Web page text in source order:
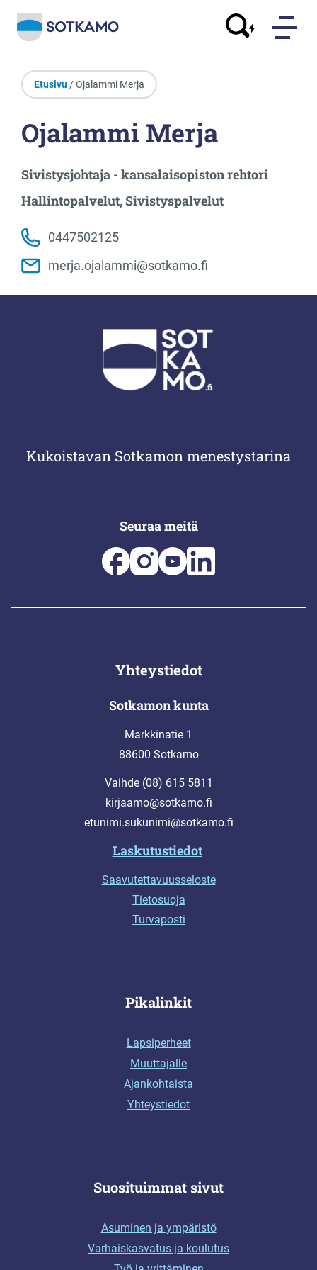
Etusivu / Ojalammi Merja
Ojalammi Merja
Sivistysjohtaja - kansalaisopiston rehtori
Hallintopalvelut, Sivistyspalvelut
0447502125
merja.ojalammi@sotkamo.fi
Kukoistavan Sotkamon menestystarina
Seuraa meitä
Yhteystiedot
Sotkamon kunta
Markkinatie 1
88600 Sotkamo
Vaihde (08) 615 5811
kirjaamo@sotkamo.fi
etunimi.sukunimi@sotkamo.fi
Laskutustiedot
Saavutettavuusseloste
Tietosuoja
Turvaposti
Pikalinkit
Lapsiperheet
Muuttajalle
Ajankohtaista
Yhteystiedot
Suosituimmat sivut
Asuminen ja ympäristö
Varhaiskasvatus ja koulutus